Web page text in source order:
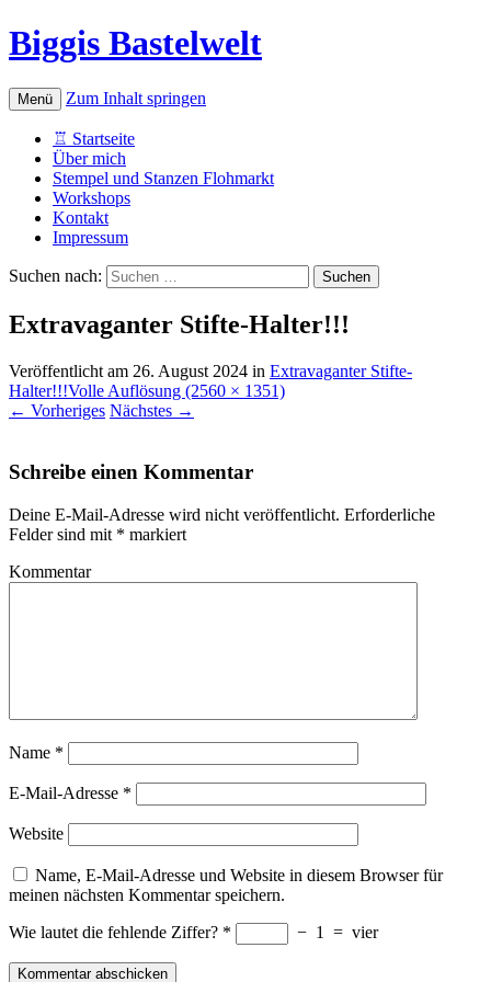
Biggis Bastelwelt
Menü Zum Inhalt springen
♖ Startseite
Über mich
Stempel und Stanzen Flohmarkt
Workshops
Kontakt
Impressum
Suchen nach:
Extravaganter Stifte-Halter!!!
Veröffentlicht am 26. August 2024 in Extravaganter Stifte-
Halter!!!Volle Auflösung (2560 × 1351)
← Vorheriges Nächstes →
Schreibe einen Kommentar
Deine E-Mail-Adresse wird nicht veröffentlicht. Erforderliche
Felder sind mit * markiert
Kommentar
Name *
E-Mail-Adresse *
Website
Name, E-Mail-Adresse und Website in diesem Browser für
meinen nächsten Kommentar speichern.
Wie lautet die fehlende Ziffer? * − 1 = vier